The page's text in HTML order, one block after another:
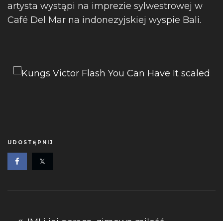
artysta wystąpi na imprezie sylwestrowej w
Café Del Mar na indonezyjskiej wyspie Bali.
UDOSTĘPNIJ